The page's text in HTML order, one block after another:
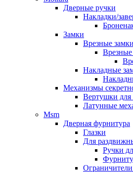
Дверные ручки
Накладки/
Замки
Врезные замки
Врезные
Накладные
Механизмы
Вертушки для
Латунные
Msm
Дверная фурнитура
Глазки
Для
Ручки